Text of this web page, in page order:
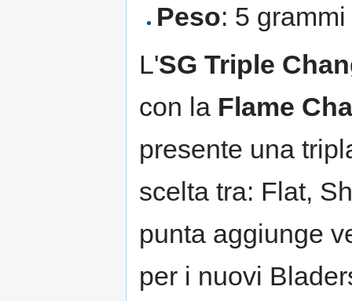
Peso: 5 grammi
L'SG Triple
con la Flame
presente una
scelta tra: Flat,
punta aggiunge
per i nuovi